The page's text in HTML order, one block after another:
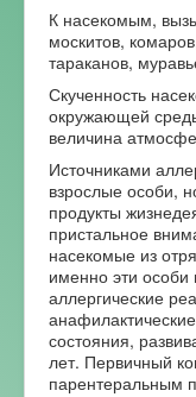
К насекомым,
москитов,
тараканов,
Скученность
окружающей
величина
Источниками
взрослые особи,
продукты
пристальное
насекомые из
именно эти
аллергические
состояния,
лет. Первичный
парентеральным